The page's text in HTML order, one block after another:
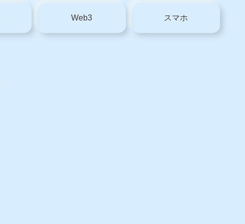
Web3 スマホ